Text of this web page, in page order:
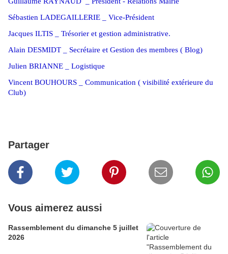
Sébastien LADEGAILLERIE _ Vice-Président
Jacques ILTIS _ Trésorier et gestion administrative.
Alain DESMIDT _ Secrétaire et Gestion des membres ( Blog)
Julien BRIANNE _ Logistique
Vincent BOUHOURS _ Communication ( visibilité extérieure du
Club)
Partager
Vous aimerez aussi
Rassemblement du dimanche 5 juillet
2026